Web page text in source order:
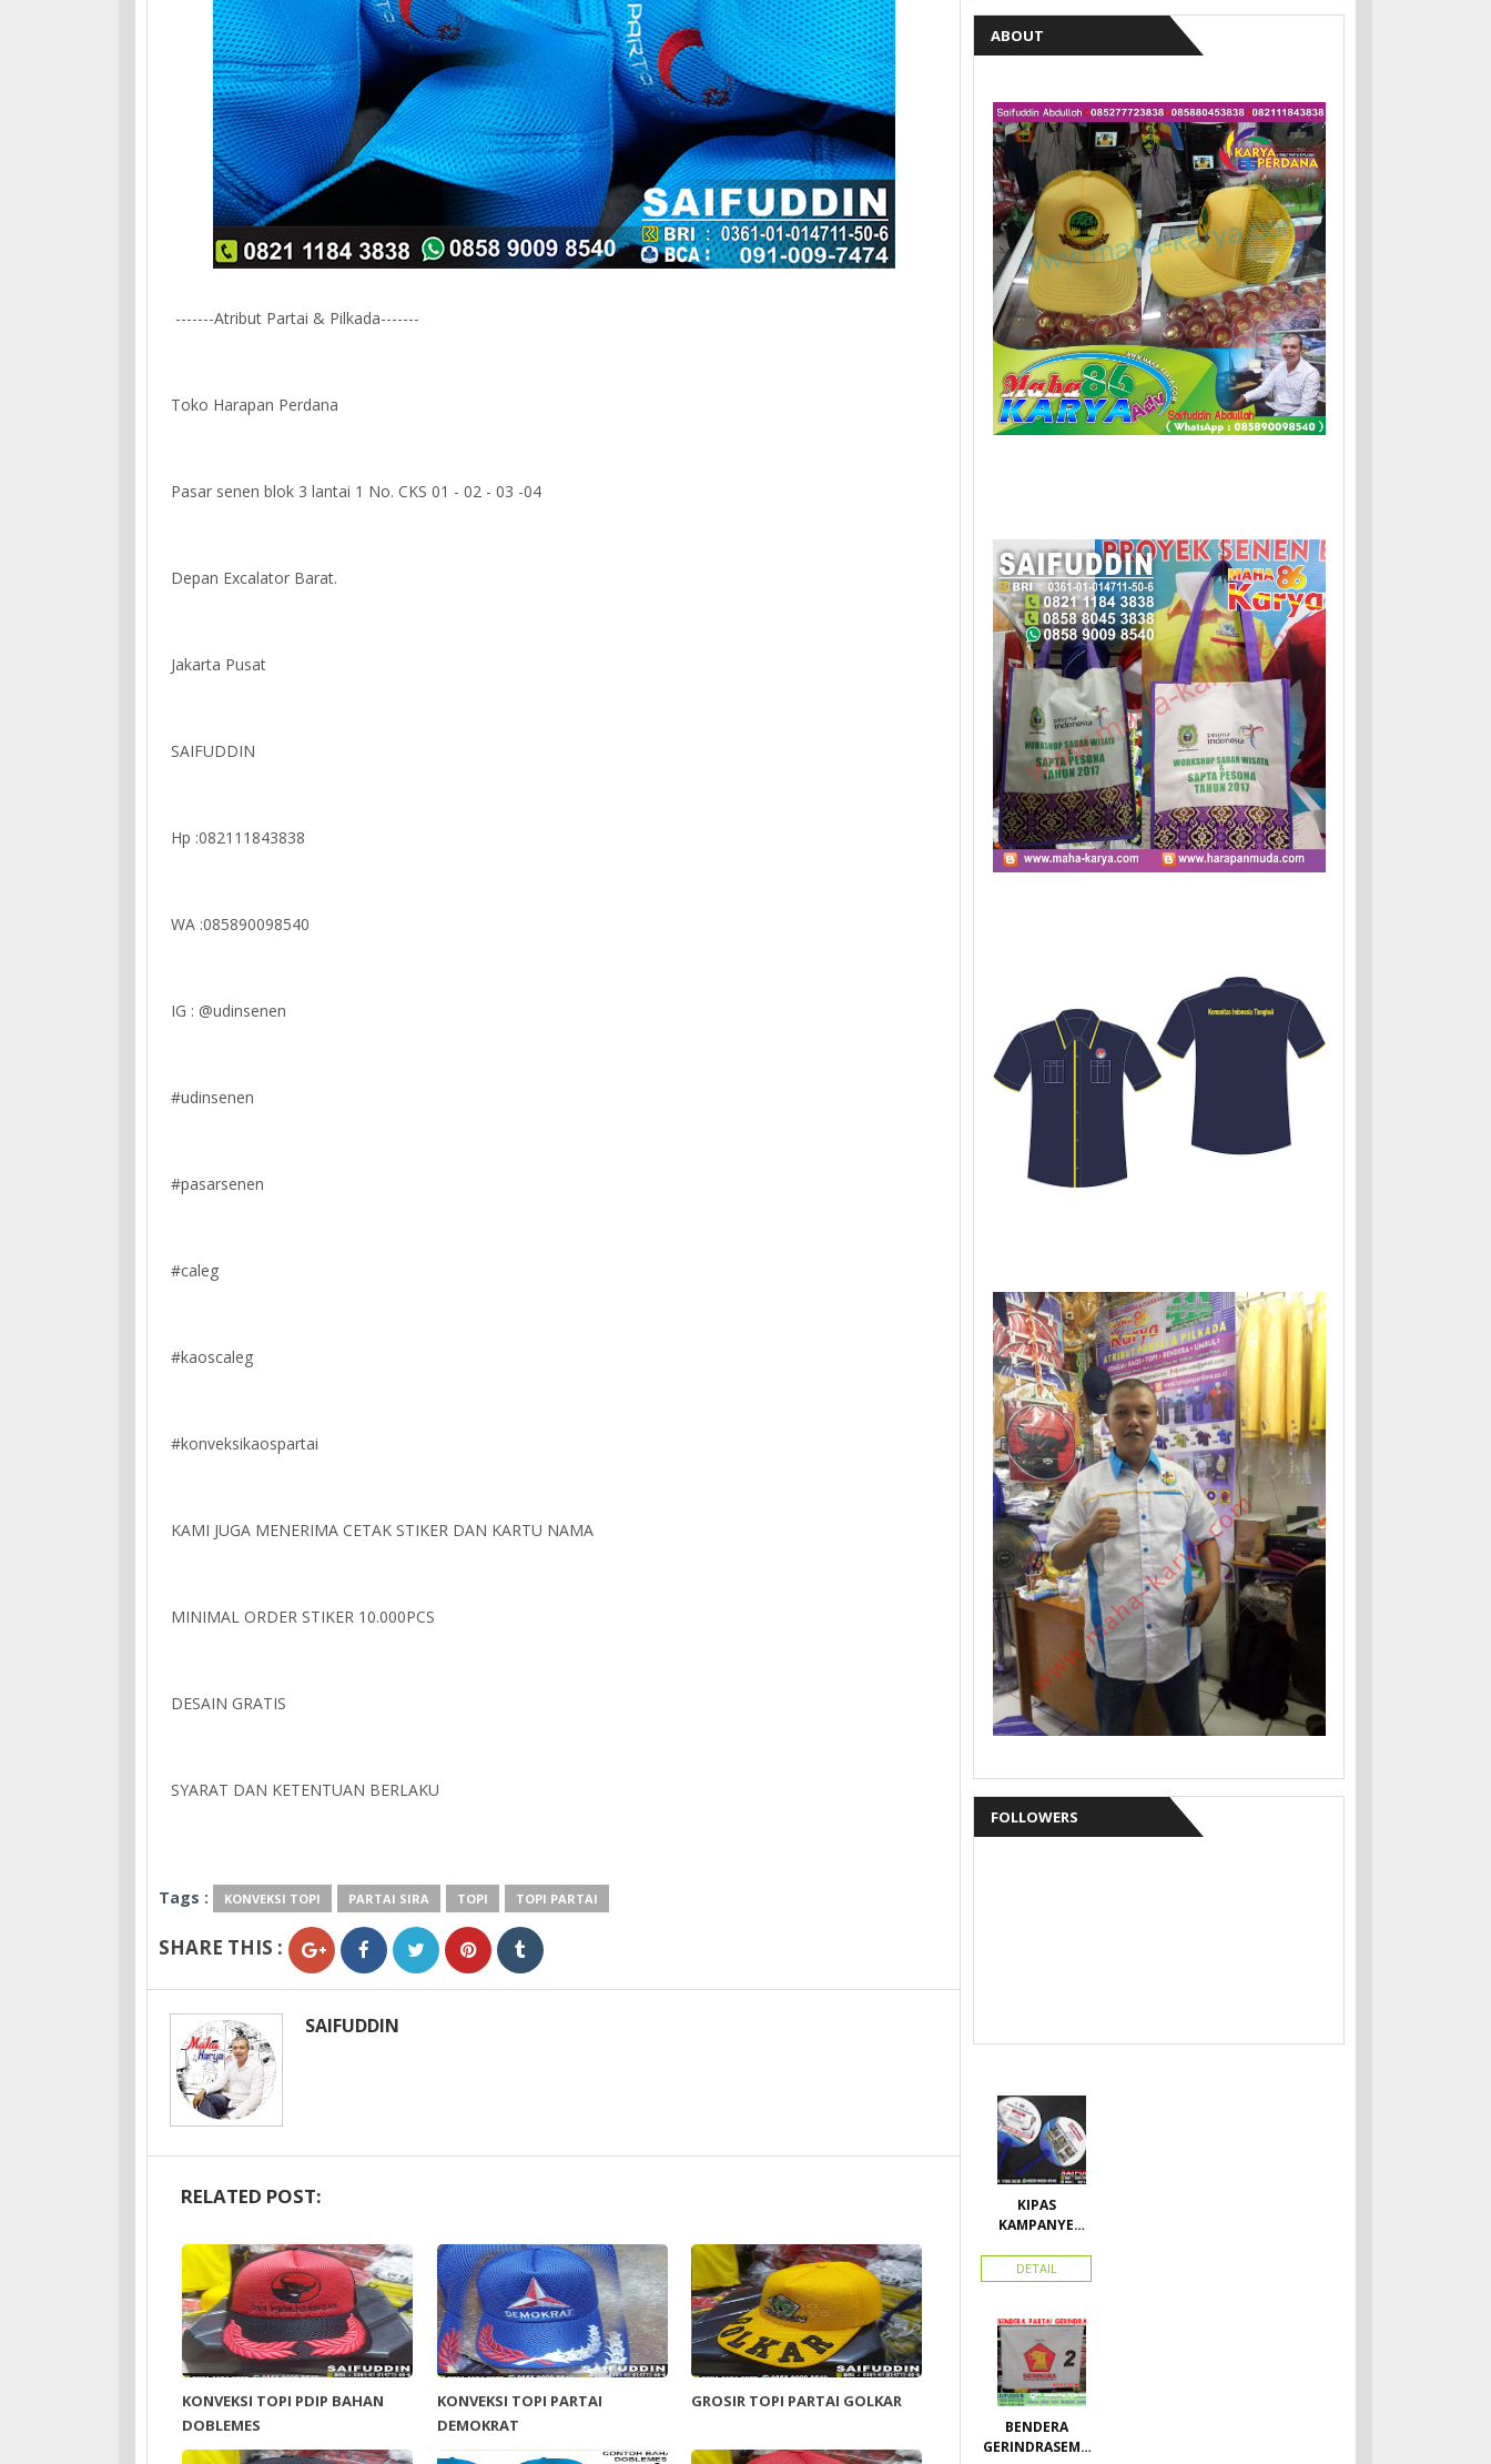
-------Atribut Partai & Pilkada-------
Toko Harapan Perdana
Pasar senen blok 3 lantai 1 No. CKS 01 - 02 - 03 -04
Depan Excalator Barat.
Jakarta Pusat
SAIFUDDIN
Hp :082111843838
WA :085890098540
IG : @udinsenen
#udinsenen
#pasarsenen
#caleg
#kaoscaleg
#konveksikaospartai
KAMI JUGA MENERIMA CETAK STIKER DAN KARTU NAMA
MINIMAL ORDER STIKER 10.000PCS
DESAIN GRATIS
SYARAT DAN KETENTUAN BERLAKU
Tags : KONVEKSI TOPI PARTAI SIRA TOPI TOPI PARTAI
SHARE THIS :
SAIFUDDIN
RELATED POST:
KONVEKSI TOPI PDIP BAHAN
DOBLEMES
KONVEKSI TOPI PARTAI
DEMOKRAT
GROSIR TOPI PARTAI GOLKAR
ABOUT
FOLLOWERS
KIPAS
KAMPANYE
DETAIL
BENDERA
GERINDRASEMU